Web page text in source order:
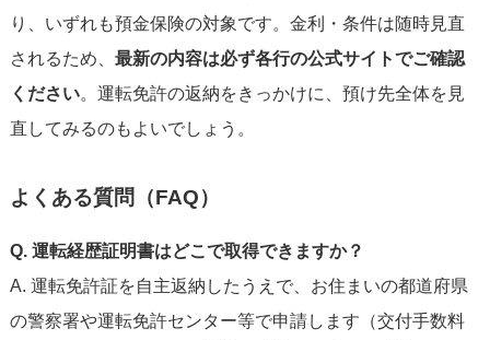
り、いずれも預金保険の対象です。金利・条件は随時見直
されるため、 最新の内容は必ず各行の公式サイトでご確認
ください。運転免許の返納をきっかけに、預け先全体を見
直してみるのもよいでしょう。
よくある質問（FAQ）
Q. 運転経歴証明書はどこで取得できますか？
A. 運転免許証を自主返納したうえで、お住まいの都道府県
の警察署や運転免許センター等で申請します（交付手数料